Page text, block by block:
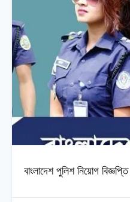
বাংলাদেশ পুলিশ নিয়োগ বিজ্ঞপ্তি